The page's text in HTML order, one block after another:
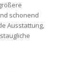
schonend
Ausstattung,